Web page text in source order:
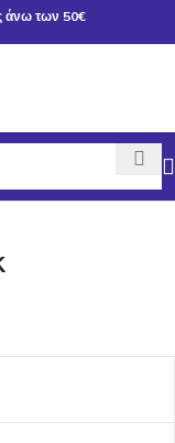
άνω των 50€
ΔΙΑΚΟΣΜΗΣΗ-ΔΩΡΑ